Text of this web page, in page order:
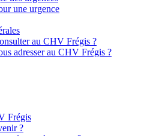
une urgence
au CHV Frégis ?
adresser au CHV Frégis ?
Frégis
?